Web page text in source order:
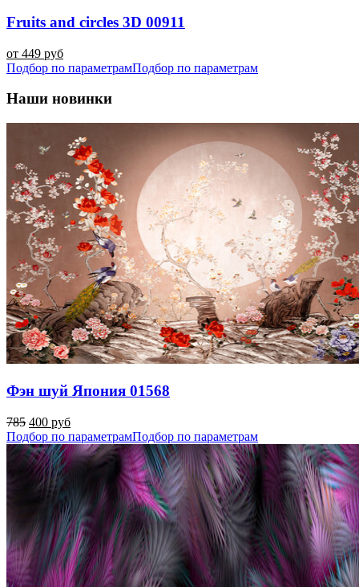
Fruits and circles 3D 00911
от 449 руб
Подбор по параметрамПодбор по параметрам
Наши новинки
Фэн шуй Япония 01568
785 400 руб
Подбор по параметрамПодбор по параметрам